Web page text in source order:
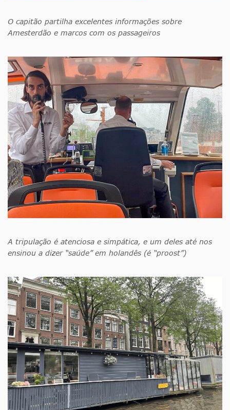
O capitão partilha excelentes informações sobre
Amesterdão e marcos com os passageiros
A tripulação é atenciosa e simpática, e um deles até nos
ensinou a dizer “saúde” em holandês (é “proost”)